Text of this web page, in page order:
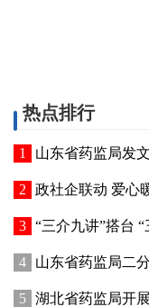
热点排行
山东省药监局发
政社企联动 爱心暖高原——青
“三介九讲”搭台 “三链融合”破
山东省药监局二分局联合青
湖北省药监局开展化妆